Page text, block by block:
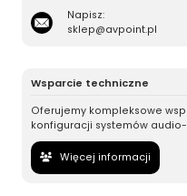
Napisz:
sklep@avpoint.pl
Wsparcie techniczne
Oferujemy kompleksowe
konfiguracji systemów
Więcej informacji